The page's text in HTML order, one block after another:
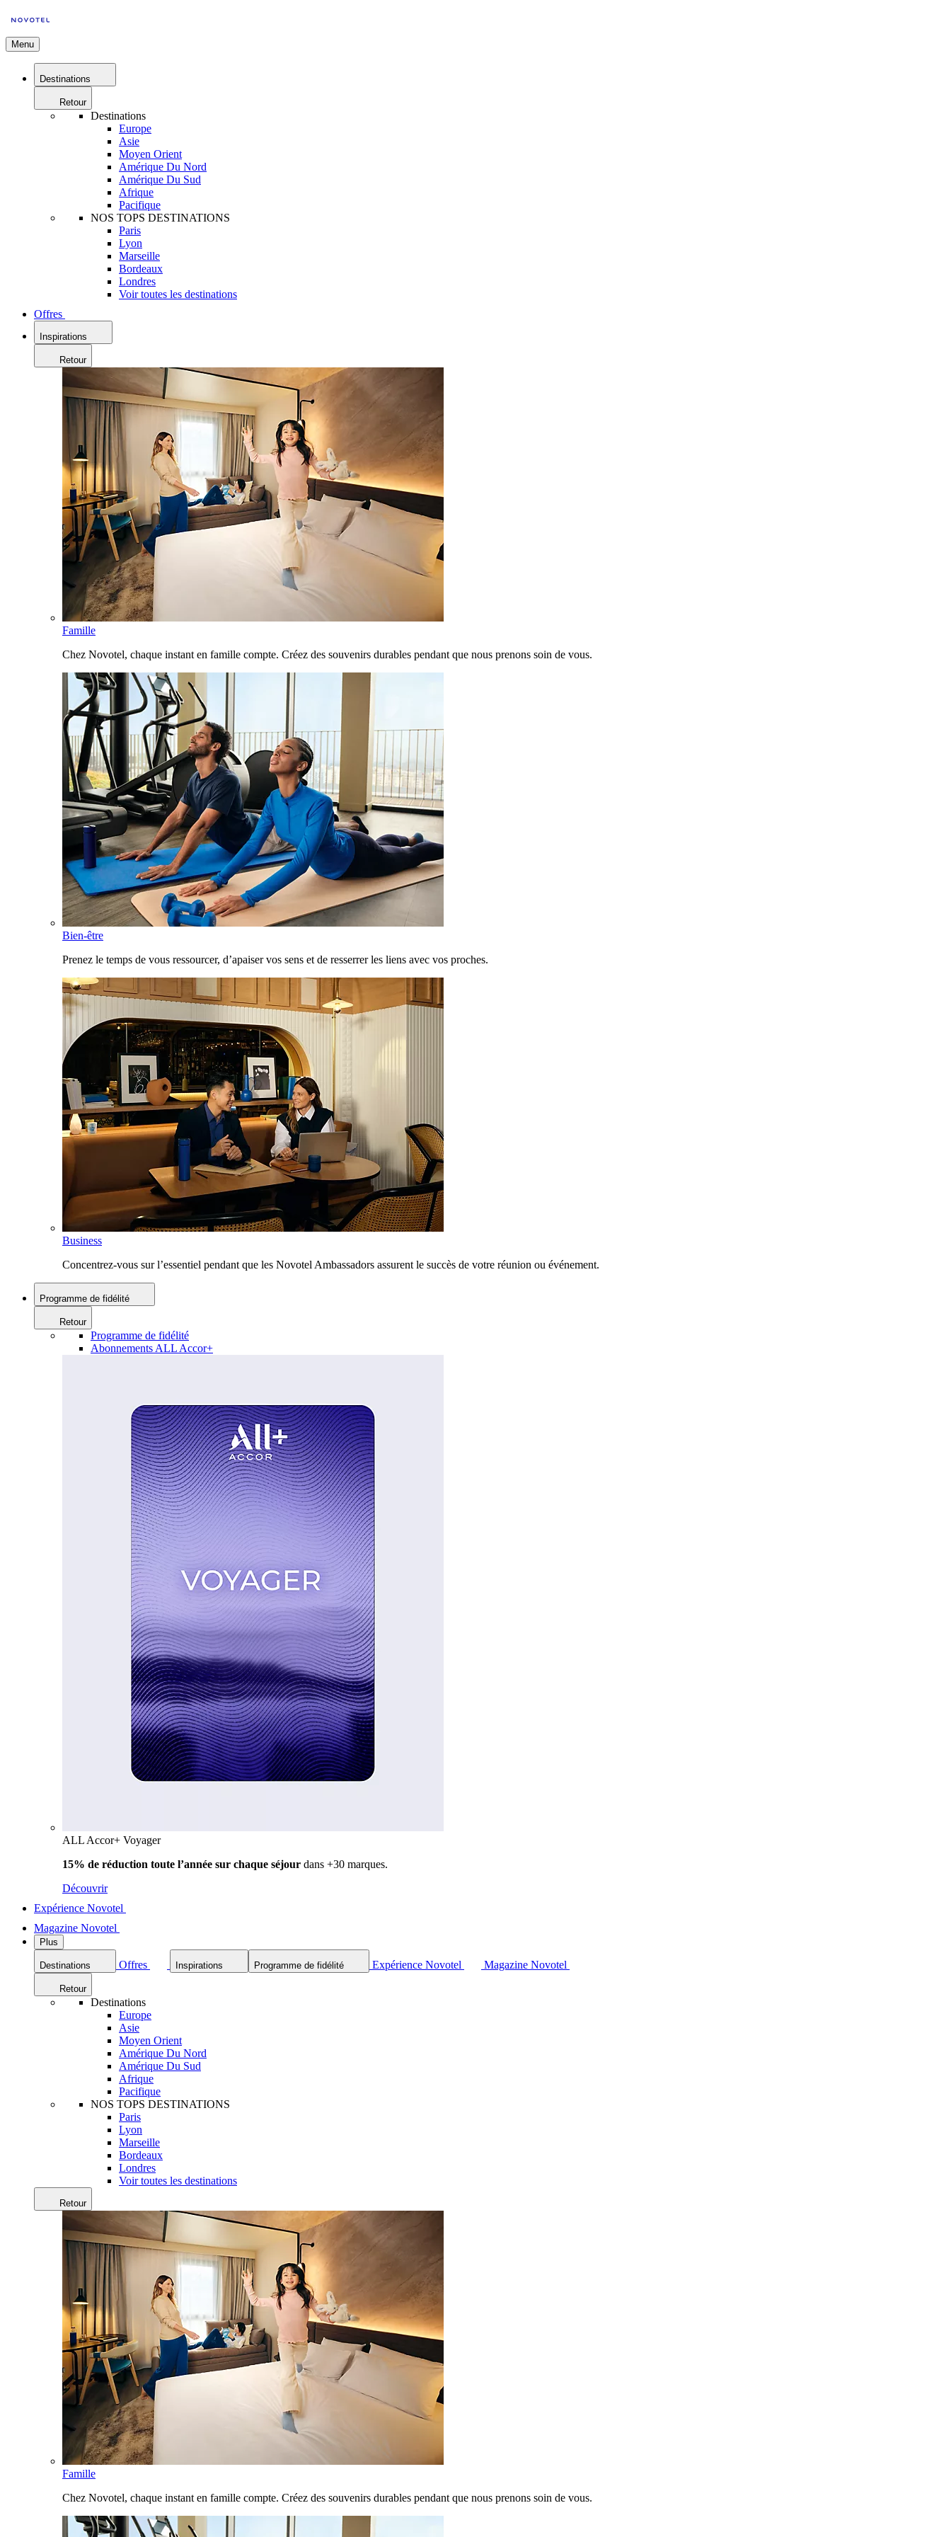
Menu
Destinations
Retour
Destinations
Europe
Asie
Moyen Orient
Amérique Du Nord
Amérique Du Sud
Afrique
Pacifique
NOS TOPS DESTINATIONS
Paris
Lyon
Marseille
Bordeaux
Londres
Voir toutes les destinations
Offres
Inspirations
Retour
Famille
Chez Novotel, chaque instant en famille compte. Créez des souvenirs durables pendant que nous prenons soin de vous.
Bien-être
Prenez le temps de vous ressourcer, d’apaiser vos sens et de resserrer les liens avec vos proches.
Business
Concentrez-vous sur l’essentiel pendant que les Novotel Ambassadors assurent le succès de votre réunion ou événement.
Programme de fidélité
Retour
Programme de fidélité
Abonnements ALL Accor+
ALL Accor+ Voyager
15% de réduction toute l’année sur chaque séjour dans +30 marques.
Découvrir
Expérience Novotel
Magazine Novotel
Plus
Destinations Offres Inspirations Programme de fidélité Expérience Novotel Magazine Novotel
Retour
Destinations
Europe
Asie
Moyen Orient
Amérique Du Nord
Amérique Du Sud
Afrique
Pacifique
NOS TOPS DESTINATIONS
Paris
Lyon
Marseille
Bordeaux
Londres
Voir toutes les destinations
Retour
Famille
Chez Novotel, chaque instant en famille compte. Créez des souvenirs durables pendant que nous prenons soin de vous.